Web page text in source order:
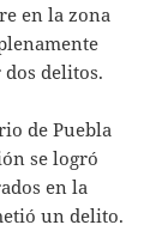
en la zona
delitos.
de Puebla
se logró
en la
un delito.